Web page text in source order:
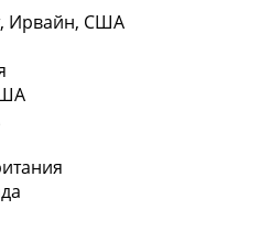
Ирвайн, СШA